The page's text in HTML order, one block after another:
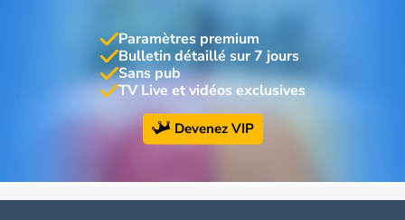
Paramètres premium
Bulletin détaillé sur 7 jours
Sans pub
TV Live et vidéos exclusives
Devenez VIP